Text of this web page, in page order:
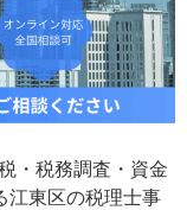
・税務調査・資金
江東区の税理士事